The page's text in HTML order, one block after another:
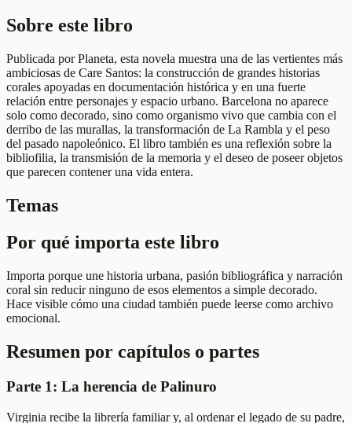
Sobre este libro
Publicada por Planeta, esta novela muestra una de las vertientes más
ambiciosas de Care Santos: la construcción de grandes historias
corales apoyadas en documentación histórica y en una fuerte
relación entre personajes y espacio urbano. Barcelona no aparece
solo como decorado, sino como organismo vivo que cambia con el
derribo de las murallas, la transformación de La Rambla y el peso
del pasado napoleónico. El libro también es una reflexión sobre la
bibliofilia, la transmisión de la memoria y el deseo de poseer objetos
que parecen contener una vida entera.
Temas
Por qué importa este libro
Importa porque une historia urbana, pasión bibliográfica y narración
coral sin reducir ninguno de esos elementos a simple decorado.
Hace visible cómo una ciudad también puede leerse como archivo
emocional.
Resumen por capítulos o partes
Parte 1: La herencia de Palinuro
Virginia recibe la librería familiar y, al ordenar el legado de su padre,